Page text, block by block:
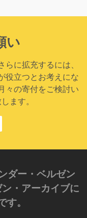
い
らに拡充するには、
役立つとお考えにな
々の寄付をご検討い
ます。
ダー・ベルゼン
・アーカイブに
す。